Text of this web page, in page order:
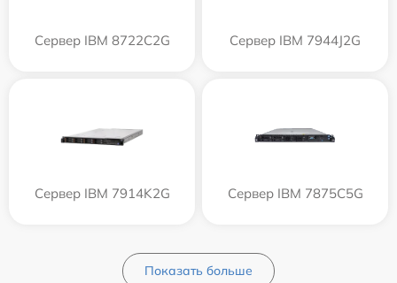
Сервер IBM 8722C2G Сервер IBM 7944J2G
Сервер IBM 7914K2G Сервер IBM 7875C5G
Показать больше